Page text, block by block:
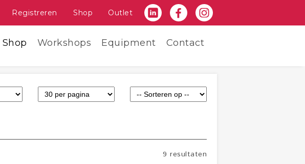
Registreren Shop Outlet
Shop Workshops Equipment Contact
9 resultaten